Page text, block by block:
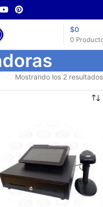
0
$0
Mostrando los 2 resultados